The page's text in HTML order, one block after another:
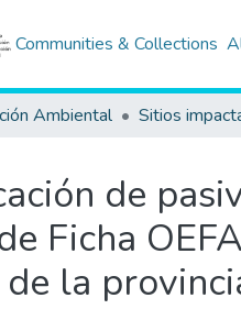
Communities & Collections
Ambiental Sitios
de
Ficha
de la